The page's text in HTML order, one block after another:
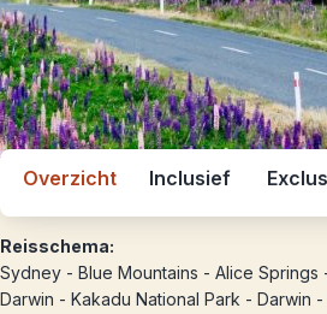
Overzicht Inclusief
Reisschema:
Sydney - Blue Mountains - Alice Springs
Darwin - Kakadu National Park - Darwin